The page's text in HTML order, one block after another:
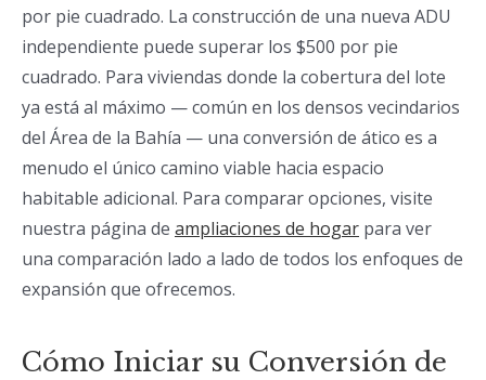
por pie cuadrado. La construcción de una nueva ADU
independiente puede superar los $500 por pie
cuadrado. Para viviendas donde la cobertura del lote
ya está al máximo — común en los densos vecindarios
del Área de la Bahía — una conversión de ático es a
menudo el único camino viable hacia espacio
habitable adicional. Para comparar opciones, visite
nuestra página de ampliaciones de hogar para ver
una comparación lado a lado de todos los enfoques de
expansión que ofrecemos.
Cómo Iniciar su Conversión de